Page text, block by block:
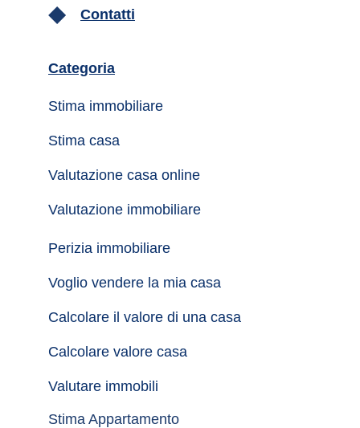
Contatti
Categoria
Stima immobiliare
Stima casa
Valutazione casa online
Valutazione immobiliare
Perizia immobiliare
Stima Appartamento
Voglio vendere la mia casa
Calcolare il valore di una casa
Calcolare valore casa
Valutare immobili